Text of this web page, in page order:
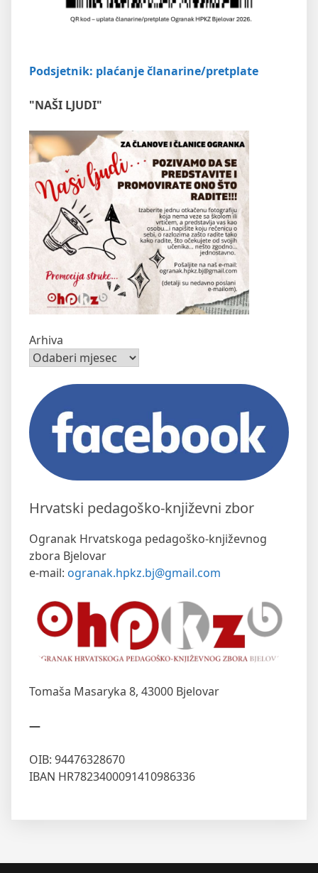
Podsjetnik: plaćanje članarine/pretplate
"NAŠI LJUDI"
Arhiva
Hrvatski pedagoško-književni zbor
Ogranak Hrvatskoga pedagoško-književnog
zbora Bjelovar
e-mail: ogranak.hpkz.bj@gmail.com
Tomaša Masaryka 8, 43000 Bjelovar
—
OIB: 94476328670
IBAN HR7823400091410986336